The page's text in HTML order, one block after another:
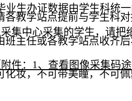
业生办证数据由学生科统
各教学站点提前与学生科
采集中心采集的学生，请把
主任或各教学站点收齐
件： 1、查看图像采集码途
化妆，不可带美瞳，不可